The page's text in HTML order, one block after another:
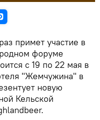
примет участие в
форуме
с 19 по 22 мая в
"Жемчужина" в
новую
Кельской